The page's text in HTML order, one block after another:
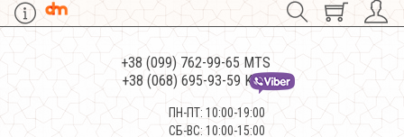
+38 (099) 762-99-65 MTS
+38 (068) 695-93-59 Kievstar
ПН-ПТ: 10:00-19:00
СБ-ВС: 10:00-15:00